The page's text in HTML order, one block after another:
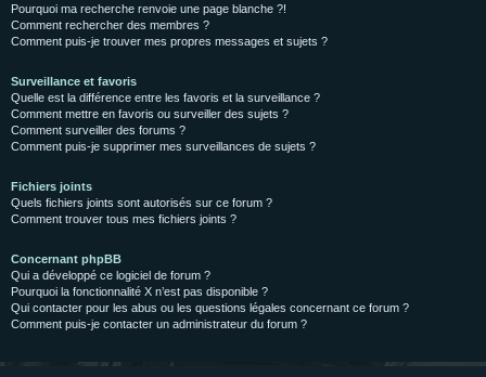
Pourquoi ma recherche renvoie une page blanche ?!
Comment rechercher des membres ?
Comment puis-je trouver mes propres messages et sujets ?
Surveillance et favoris
Quelle est la différence entre les favoris et la surveillance ?
Comment mettre en favoris ou surveiller des sujets ?
Comment surveiller des forums ?
Comment puis-je supprimer mes surveillances de sujets ?
Fichiers joints
Quels fichiers joints sont autorisés sur ce forum ?
Comment trouver tous mes fichiers joints ?
Concernant phpBB
Qui a développé ce logiciel de forum ?
Pourquoi la fonctionnalité X n’est pas disponible ?
Qui contacter pour les abus ou les questions légales concernant ce forum ?
Comment puis-je contacter un administrateur du forum ?